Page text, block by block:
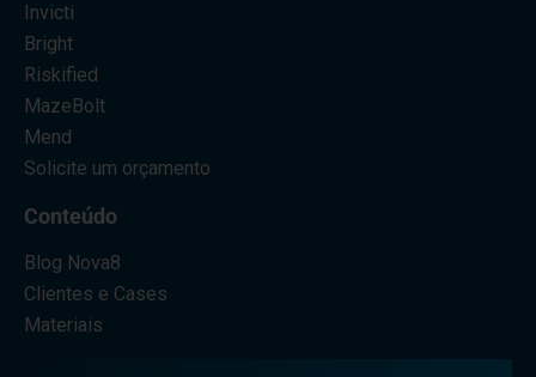
Invicti
Bright
Riskified
MazeBolt
Mend
Solicite um orçamento
Conteúdo
Blog Nova8
Clientes e Cases
Materiais